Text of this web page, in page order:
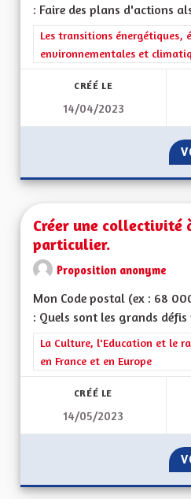
: Faire des plans d'actions
Filtrer les résultats de la
Les transitions énergétiques,
environnementales et
CRÉÉ LE
14/04/2023
Créer une collectivité
particulier.
Proposition anonyme
Mon Code postal (ex : 68
: Quels sont les grands défis
Filtrer les résultats de la
La Culture, l'Education et le
en France et en Europe
CRÉÉ LE
14/05/2023